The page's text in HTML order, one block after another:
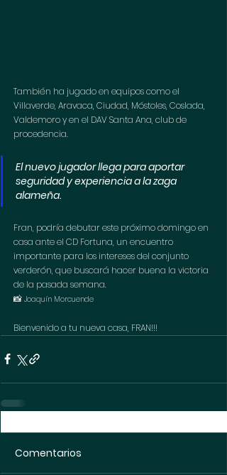
También ha jugado en equipos como el
Villaverde, Aravaca, Ciudad, Móstoles, Coslada,
Valdemoro y en el DAV Santa Ana, club de
procedencia.
El nuevo jugador llega para aportar
seguridad y experiencia a la zaga
alameña.
Fran, podría debutar este próximo domingo en
casa ante el CD Fortuna, un encuentro
importante para los intereses del conjunto
verderón, que buscará hacer buena la victoria
de la pasada semana.
📸 Joaquín Morcuende
Bienvenido a tu nueva casa, FRAN!!!
Comentarios